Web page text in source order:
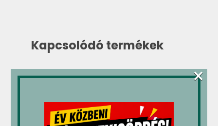
Kapcsolódó termékek
×